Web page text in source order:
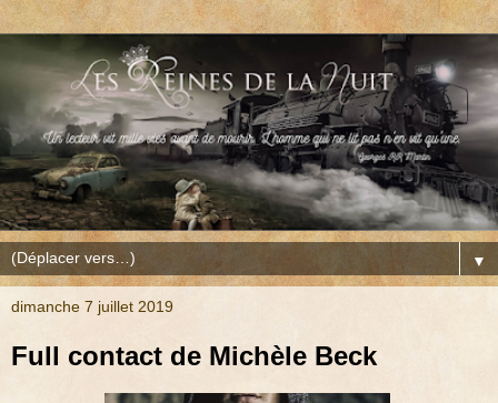
▼
dimanche 7 juillet 2019
Full contact de Michèle Beck